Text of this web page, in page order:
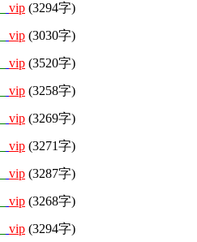
vip (3294字)
vip (3030字)
vip (3520字)
vip (3258字)
vip (3269字)
vip (3271字)
vip (3287字)
vip (3268字)
vip (3294字)